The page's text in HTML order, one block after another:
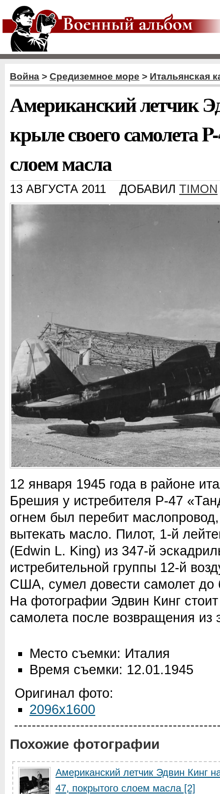
Война > Средиземное море > Итальянская
Американский летчик
крыле своего самолета
слоем масла
13 АВГУСТА 2011 ДОБАВИЛ TIMON
12 января 1945 года в районе
Брешия у истребителя P-47
огнем был перебит маслопровод,
вытекать масло. Пилот, 1-й
(Edwin L. King) из 347-й
истребительной группы 12-й
США, сумел довести самолет до
На фотографии Эдвин Кинг
самолета после возвращения из
Место съемки: Италия
Время съемки: 12.01.1945
Оригинал фото:
2096x1600
Похожие фотографии
Американский летчик Эдвин Кинг
47, покрытого слоем масла [2]